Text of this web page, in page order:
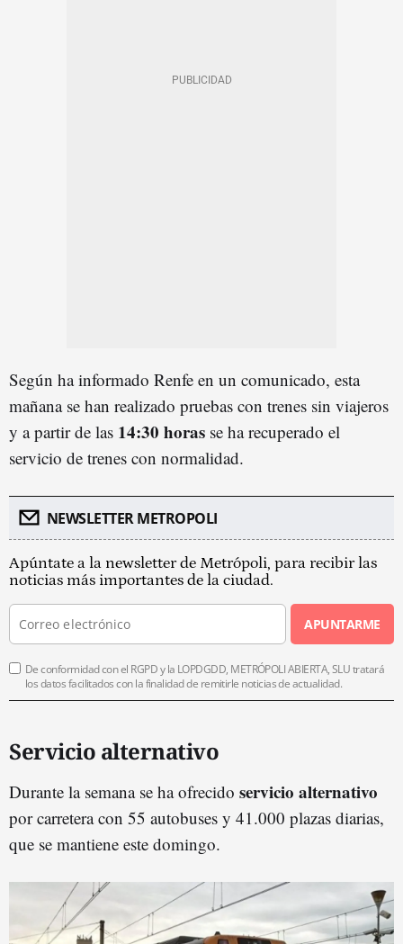
Según ha informado Renfe en un comunicado, esta
mañana se han realizado pruebas con trenes sin viajeros
y a partir de las 14:30 horas se ha recuperado el
servicio de trenes con normalidad.
NEWSLETTER METROPOLI
Apúntate a la newsletter de Metrópoli, para recibir las
noticias más importantes de la ciudad.
APUNTARME
De conformidad con el RGPD y la LOPDGDD, METRÓPOLI ABIERTA, SLU tratará
los datos facilitados con la finalidad de remitirle noticias de actualidad.
Servicio alternativo
Durante la semana se ha ofrecido servicio alternativo
por carretera con 55 autobuses y 41.000 plazas diarias,
que se mantiene este domingo.